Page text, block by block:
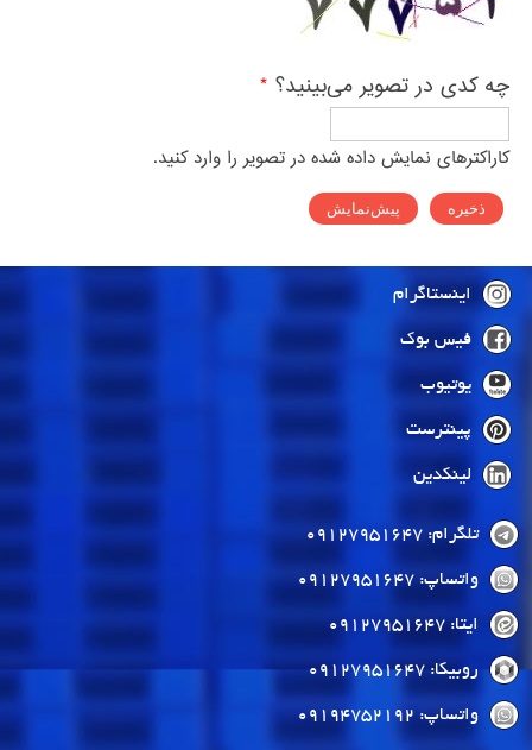
چه کدی در تصویر می‌بینید؟ *
کاراکترهای نمایش داده شده در تصویر را وارد کنید.
اینستاگرام
فیس بوک
یوتیوب
پینترست
لینکدین
تلگرام: 09127951647
واتساپ: 09127951647
ایتا: 09127951647
روبیکا: 09127951647
واتساپ: 09194752192